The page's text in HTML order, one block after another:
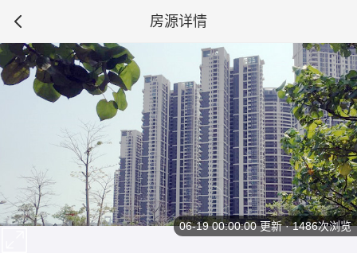
房源详情
06-19 00:00:00更新 · 1486次浏览